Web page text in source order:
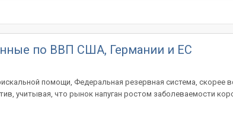
по ВВП США, Германии и ЕС
помощи, Федеральная резервная система, скорее
учитывая, что рынок напуган ростом заболеваемости